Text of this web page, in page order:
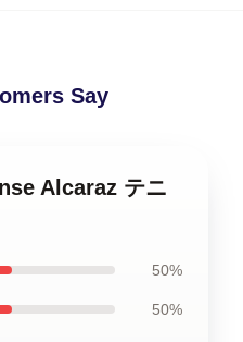
Say
Alcaraz テニ
50%
50%